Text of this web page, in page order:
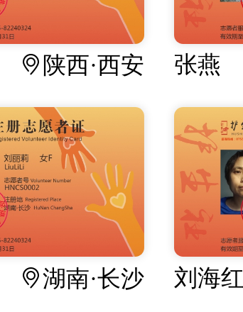
陕西·西安 张燕
湖南·长沙 刘海红